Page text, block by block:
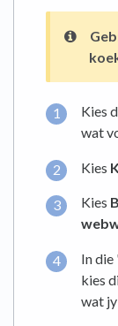
Kies
wat
Kies
Kies
In die
kies
wat jy